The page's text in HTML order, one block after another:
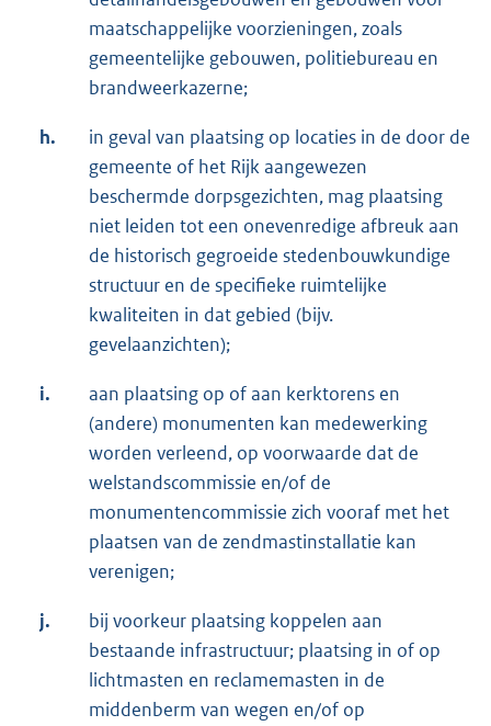
maatschappelijke voorzieningen, zoals
gemeentelijke gebouwen, politiebureau en
brandweerkazerne;
h.
in geval van plaatsing op locaties in de door de
gemeente of het Rijk aangewezen
beschermde dorpsgezichten, mag plaatsing
niet leiden tot een onevenredige afbreuk aan
de historisch gegroeide stedenbouwkundige
structuur en de specifieke ruimtelijke
kwaliteiten in dat gebied (bijv.
gevelaanzichten);
i.
aan plaatsing op of aan kerktorens en
(andere) monumenten kan medewerking
worden verleend, op voorwaarde dat de
welstandscommissie en/of de
monumentencommissie zich vooraf met het
plaatsen van de zendmastinstallatie kan
verenigen;
j.
bij voorkeur plaatsing koppelen aan
bestaande infrastructuur; plaatsing in of op
lichtmasten en reclamemasten in de
middenberm van wegen en/of op